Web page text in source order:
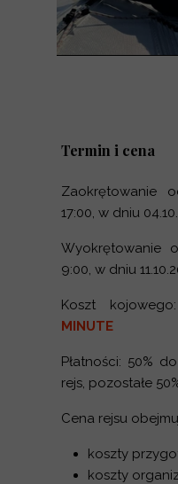
Termin i cena
Zaokrętowanie
17:00, w dniu
Wyokrętowanie
9:00, w dniu
Koszt
MINUTE
Płatności: 50%
rejs, pozostałe
Cena rejsu
koszty
koszty